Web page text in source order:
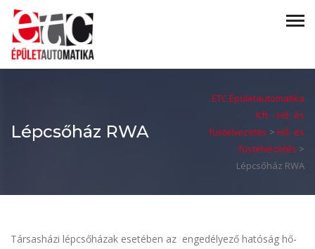
Lépcsőház RWA
ETC Épületautomatika
Kft. - Hő- és
füstelvezetés > Hő- és
füstelvezetés >
Lépcsőház RWA
Társasházi lépcsőházak esetében az engedélyező hatóság hő-